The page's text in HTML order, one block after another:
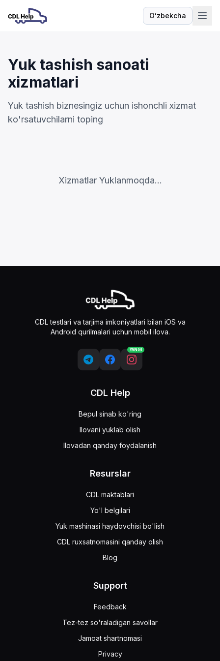
Oʻzbekcha
Til
Yuk tashish sanoati
xizmatlari
Yuk tashish biznesingiz uchun ishonchli xizmat
ko'rsatuvchilarni toping
Xizmatlar Yuklanmoqda...
CDL testlari va tarjima imkoniyatlari bilan iOS va
Android qurilmalari uchun mobil ilova.
YANGI
CDL Help
Bepul sinab ko'ring
Ilovani yuklab olish
Ilovadan qanday foydalanish
Resurslar
CDL maktablari
Yo'l belgilari
Yuk mashinasi haydovchisi bo'lish
CDL ruxsatnomasini qanday olish
Blog
Support
Feedback
Tez-tez so'raladigan savollar
Jamoat shartnomasi
Privacy